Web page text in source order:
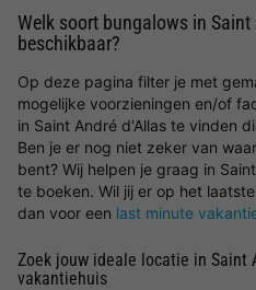
Welk soort bungalows in Saint
beschikbaar?
Op deze pagina filter je met
mogelijke voorzieningen en/of
in Saint André d'Allas te vinden
Ben je er nog niet zeker van
bent? Wij helpen je graag in
te boeken. Wil jij er op het
dan voor een last minute
Zoek jouw ideale locatie in Saint
vakantiehuis